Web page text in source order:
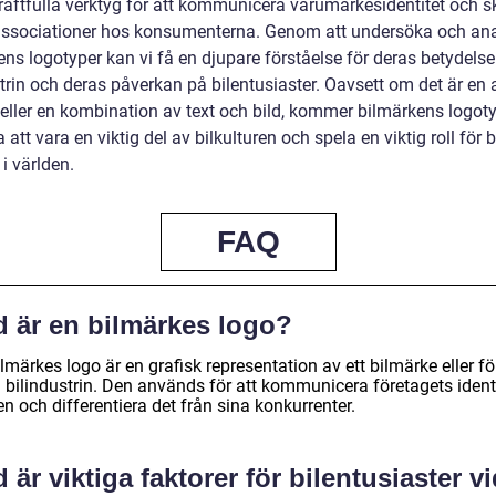
verktyg för att kommunicera varumärkesidentitet och
hos konsumenterna. Genom att undersöka och
logotyper kan vi få en djupare förståelse för deras
och deras påverkan på bilentusiaster. Oavsett om det är en
en kombination av text och bild, kommer bilmärkens
att vara en viktig del av bilkulturen och spela en viktig roll för
världen.
FAQ
är en bilmärkes logo?
logo är en grafisk representation av ett bilmärke eller
bilindustrin. Den används för att kommunicera företagets
och differentiera det från sina konkurrenter.
är viktiga faktorer för bilentusiaster